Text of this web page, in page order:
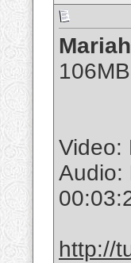
106MB
Video:
Audio:
http://